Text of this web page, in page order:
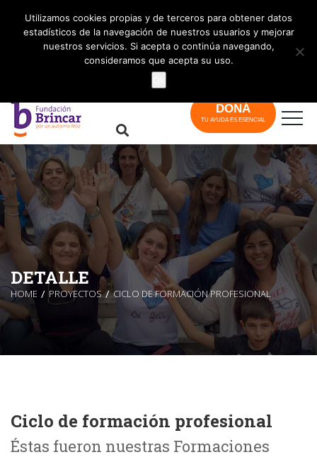
DONÁ
TU AYUDA ES ESENCIAL
DETALLE
HOME PROYECTOS CICLO DE FORMACIÓN PROFESIONAL
Ciclo de formación profesional
Éstas fueron nuestras Formaciones
Utilizamos cookies propias y de terceros para obtener datos
estadísticos de la navegación de nuestros usuarios y mejorar
nuestros servicios. Si acepta o continúa navegando,
consideramos que acepta su uso.